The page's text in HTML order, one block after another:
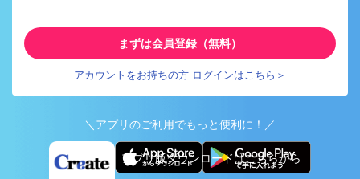
まずは会員登録（無料）
アカウントをお持ちの方 ログインはこちら＞
＼アプリのご利用でもっと便利に！／
アプリ版ダウンロードはこちらから